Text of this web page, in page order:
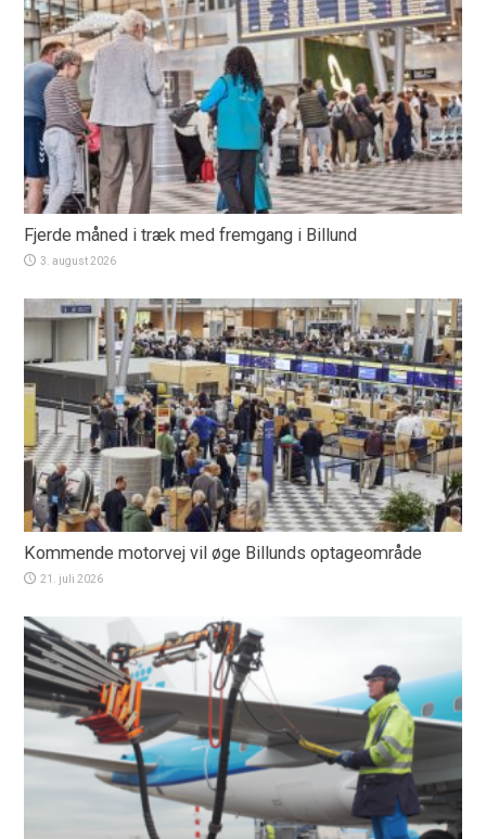
Fjerde måned i træk med fremgang i Billund
3. august 2026
Kommende motorvej vil øge Billunds optageområde
21. juli 2026